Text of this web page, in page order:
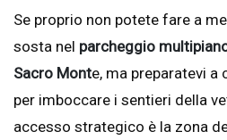
Se proprio non potete fare a
sosta nel parcheggio
Sacro Monte, ma preparatevi a
per imboccare i sentieri della
accesso strategico è la zona